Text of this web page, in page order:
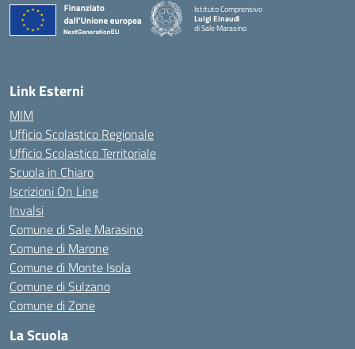
Istituto Comprensivo
Luigi Einaudi
di Sale Marasino
Link Esterni
MIM
Ufficio Scolastico Regionale
Ufficio Scolastico Territoriale
Scuola in Chiaro
Iscrizioni On Line
Invalsi
Comune di Sale Marasino
Comune di Marone
Comune di Monte Isola
Comune di Sulzano
Comune di Zone
La Scuola